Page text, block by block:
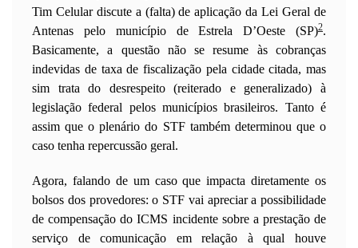
Tim Celular discute a (falta) de aplicação da Lei Geral de
Antenas pelo município de Estrela D’Oeste (SP)2.
Basicamente, a questão não se resume às cobranças
indevidas de taxa de fiscalização pela cidade citada, mas
sim trata do desrespeito (reiterado e generalizado) à
legislação federal pelos municípios brasileiros. Tanto é
assim que o plenário do STF também determinou que o
caso tenha repercussão geral.
Agora, falando de um caso que impacta diretamente os
bolsos dos provedores: o STF vai apreciar a possibilidade
de compensação do ICMS incidente sobre a prestação de
serviço de comunicação em relação à qual houve